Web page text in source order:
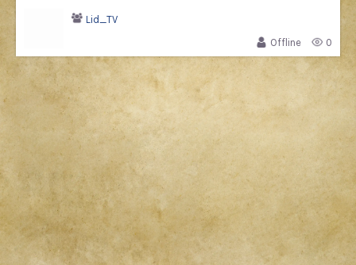
Lid_TV
Offline
0